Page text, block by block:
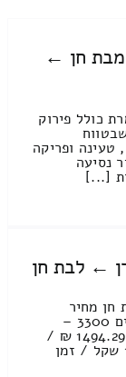
מבת חן ←
כולל פירוק
₪ / אלה שבטווח
סבלות , טעינה ופריקה
שניות מחיר נסיעה
← לבת חן
חן מחיר
מחירון: 2652.68 ₪ / אלה שבטווח המחירים 3300 –
2500 ₪ עבודות סבלות , טעינה ופריקה : 1494.29 ₪ /
זמן : 1 שעות 11 דקות מחיר נסיעה 1081.13 שקל / זמן